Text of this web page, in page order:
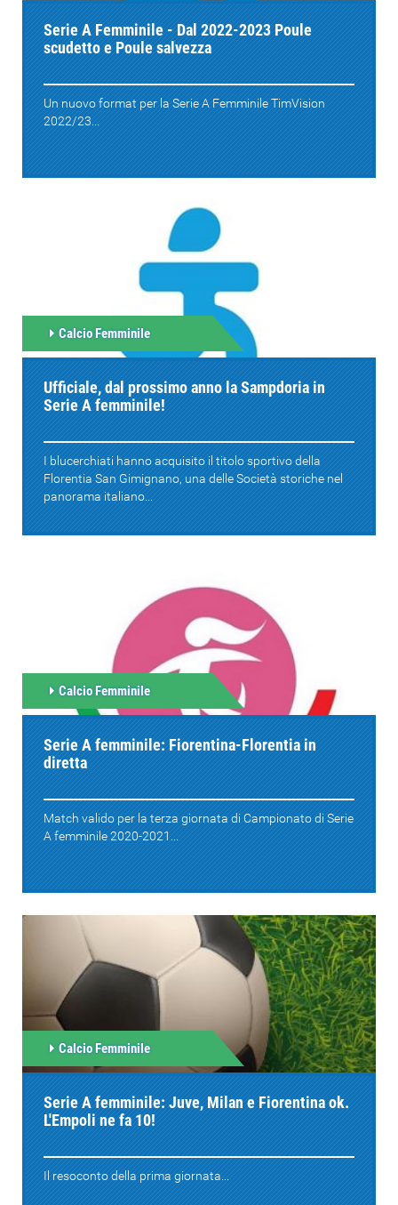
Serie A Femminile - Dal 2022-2023 Poule
scudetto e Poule salvezza
Un nuovo format per la Serie A Femminile TimVision
2022/23...
Calcio Femminile
Ufficiale, dal prossimo anno la Sampdoria in
Serie A femminile!
I blucerchiati hanno acquisito il titolo sportivo della
Florentia San Gimignano, una delle Società storiche nel
panorama italiano...
Calcio Femminile
Serie A femminile: Fiorentina-Florentia in
diretta
Match valido per la terza giornata di Campionato di Serie
A femminile 2020-2021...
Calcio Femminile
Serie A femminile: Juve, Milan e Fiorentina ok.
L'Empoli ne fa 10!
Il resoconto della prima giornata...